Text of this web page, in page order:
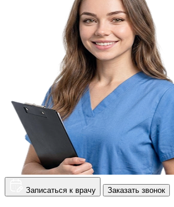
Записаться к врачу Заказать звонок